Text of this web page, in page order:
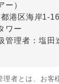
ー）
港区海岸1-
ワー
管理者：塩田
者とは、お客